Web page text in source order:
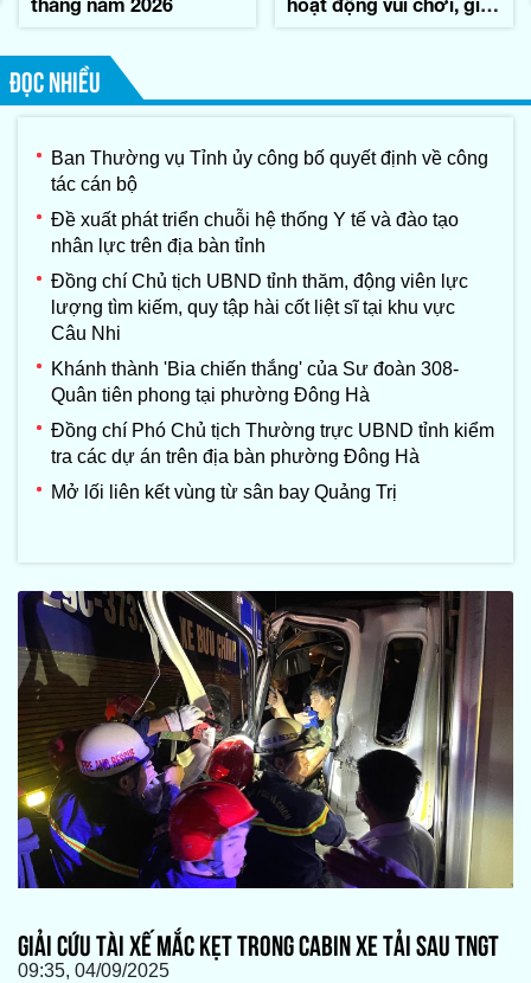
vi-hản, Chủ tịch Quốc
ĐỌC NHIỀU
Ban Thường vụ Tỉnh ủy công bố quyết định về công
tác cán bộ
Đề xuất phát triển chuỗi hệ thống Y tế và đào tạo
nhân lực trên địa bàn tỉnh
Đồng chí Chủ tịch UBND tỉnh thăm, động viên lực
lượng tìm kiếm, quy tập hài cốt liệt sĩ tại khu vực
Câu Nhi
Khánh thành 'Bia chiến thắng' của Sư đoàn 308-
Quân tiên phong tại phường Đông Hà
Đồng chí Phó Chủ tịch Thường trực UBND tỉnh kiểm
tra các dự án trên địa bàn phường Đông Hà
Mở lối liên kết vùng từ sân bay Quảng Trị
GIẢI CỨU TÀI XẾ MẮC KẸT TRONG CABIN XE TẢI SAU TNGT
09:35, 04/09/2025